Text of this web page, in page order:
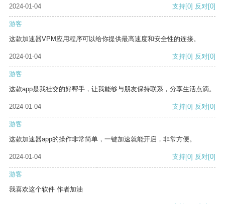
2024-01-04
支持[0] 反对[0]
游客
这款加速器VPM应用程序可以给你提供最高速度和安全性的连接。
2024-01-04 支持[0] 反对[0]
游客
这款app是我社交的好帮手，让我能够与朋友保持联系，分享生活点滴。
2024-01-04 支持[0] 反对[0]
游客
这款加速器app的操作非常简单，一键加速就能开启，非常方便。
2024-01-04 支持[0] 反对[0]
游客
我喜欢这个软件 作者加油